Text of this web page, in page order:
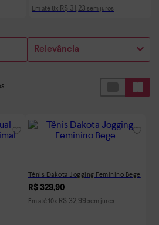
Em até 8x R$ 31,23 sem juros
Relevância
Tênis Dakota Jogging Feminino Bege
R$ 329,90
Em até 10x R$ 32,99 sem juros